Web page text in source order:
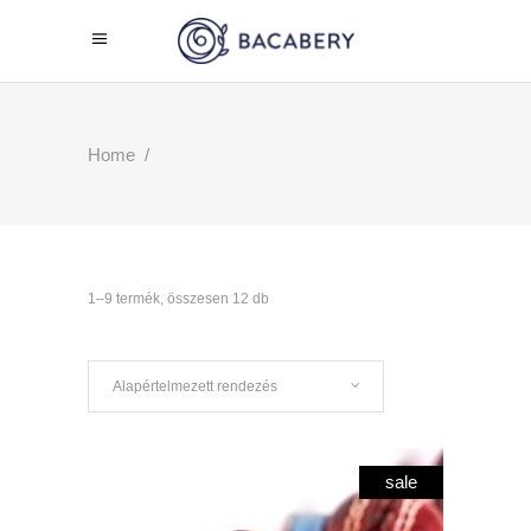
Home /
1–9 termék, összesen 12 db
Alapértelmezett rendezés
sale